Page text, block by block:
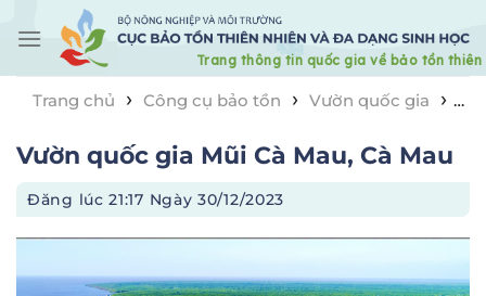
content
Trang chủ
› Công cụ bảo tồn › Vườn quốc gia ›
Vườn quốc gia Mũi Cà Mau, Cà Mau
Đăng lúc21:17 Ngày 30/12/2023